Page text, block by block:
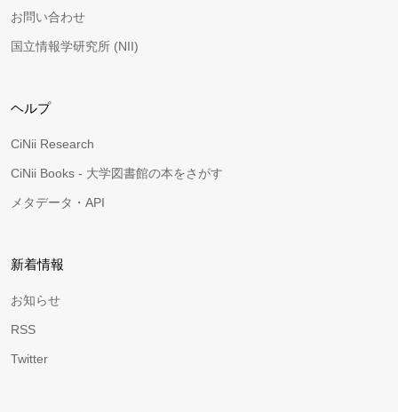
お問い合わせ
国立情報学研究所 (NII)
ヘルプ
CiNii Research
CiNii Books - 大学図書館の本をさがす
メタデータ・API
新着情報
お知らせ
RSS
Twitter